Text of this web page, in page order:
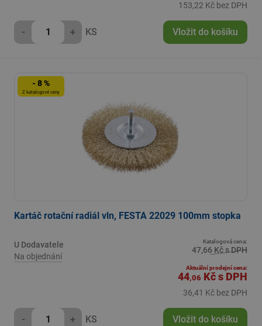
153,22 Kč bez DPH
- + KS Vložit do košíku
- 8 %
Z katalogové ceny
Kartáč rotační radiál vln, FESTA 22029 100mm stopka
U Dodavatele
Na objednání
Katalogová cena:
47,66 Kč s DPH
Aktuální prodejní cena:
44,06 Kčs DPH
36,41 Kč bez DPH
- + KS Vložit do košíku